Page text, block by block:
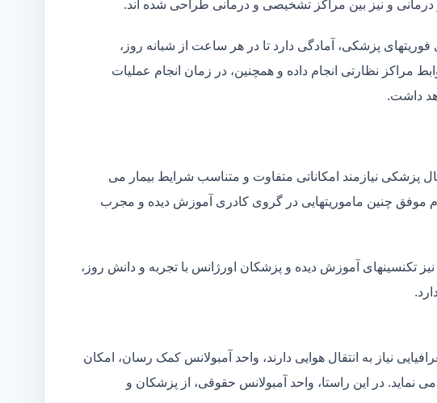
و نیز بین مراکز تشخیصی و درمانی طراحی شده اند.
فوریتهای پزشکی، آمادگی دارد تا در هر ساعت از شبانه روز،
مراکز نظارتی انجام داده و همچنین، در زمان انجام عملیات
داشت.
پزشکی نیازمند امکاناتی متفاوت و متناسب شرایط بیمار می
موفق چنین ماموریتهایی در گروی کادری آموزش دیده و مجرب
تکنسینهای آموزش دیده و پزشکان اورژانس با تجربه و دانش روز،
نیاز به انتقال هوایی دارند، واحد آمبولانس کمک رسان، امکان
نماید. در این راستا، واحد آمبولانس حقوقی، از پزشکان و